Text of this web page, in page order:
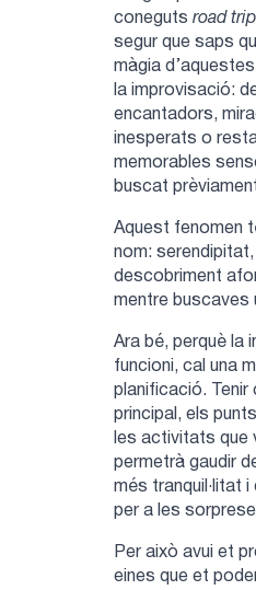
coneguts road
segur que saps
màgia
la improvisació:
encantadors,
inesperats o
memorables
buscat
Aquest fenomen
nom: serendipitat,
descobriment
mentre buscaves
Ara bé, perquè la
funcioni, cal una
planificació. Tenir
principal, els
les activitats que
permetrà gaudir
més tranquil·litat i
per a les
Per això avui et
eines que et